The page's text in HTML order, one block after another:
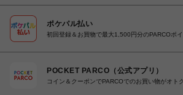
ポケパル払い
初回登録＆お買物で最大1,500円分のPARCOポ
POCKET PARCO（公式アプリ）
コイン＆クーポンでPARCOでのお買い物がオト